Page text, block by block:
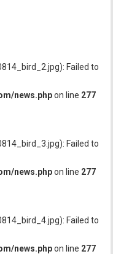
Failed to
news.phpon line 277
Failed to
news.phpon line 277
Failed to
news.phpon line 277